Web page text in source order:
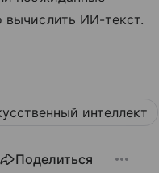
ИИ-текст.
интеллект
Поделиться